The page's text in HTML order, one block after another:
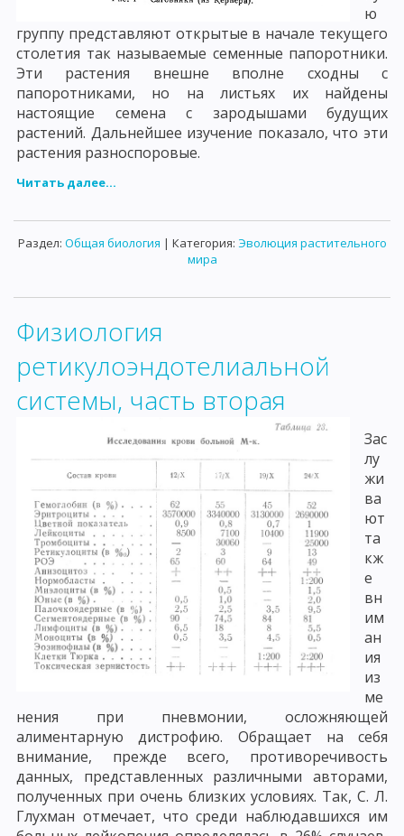
ю
группу представляют открытые в начале текущего
столетия так называемые семенные папоротники.
Эти растения внешне вполне сходны с
папоротниками, но на листьях их найдены
настоящие семена с зародышами будущих
растений. Дальнейшее изучение показало, что эти
растения разноспоровые.
Читать далее...
Раздел: Общая биология | Категория: Эволюция растительного
мира
Физиология
ретикулоэндотелиальной
системы, часть вторая
Зас
лу
жи
ва
ют
та
кж
е
вн
им
ан
ия
из
ме
нения при пневмонии, осложняющей
алиментарную дистрофию. Обращает на себя
внимание, прежде всего, противоречивость
данных, представленных различными авторами,
полученных при очень близких условиях. Так, С. Л.
Глухман отмечает, что среди наблюдавшихся им